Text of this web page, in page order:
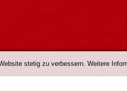
stetig zu verbessern. Weitere